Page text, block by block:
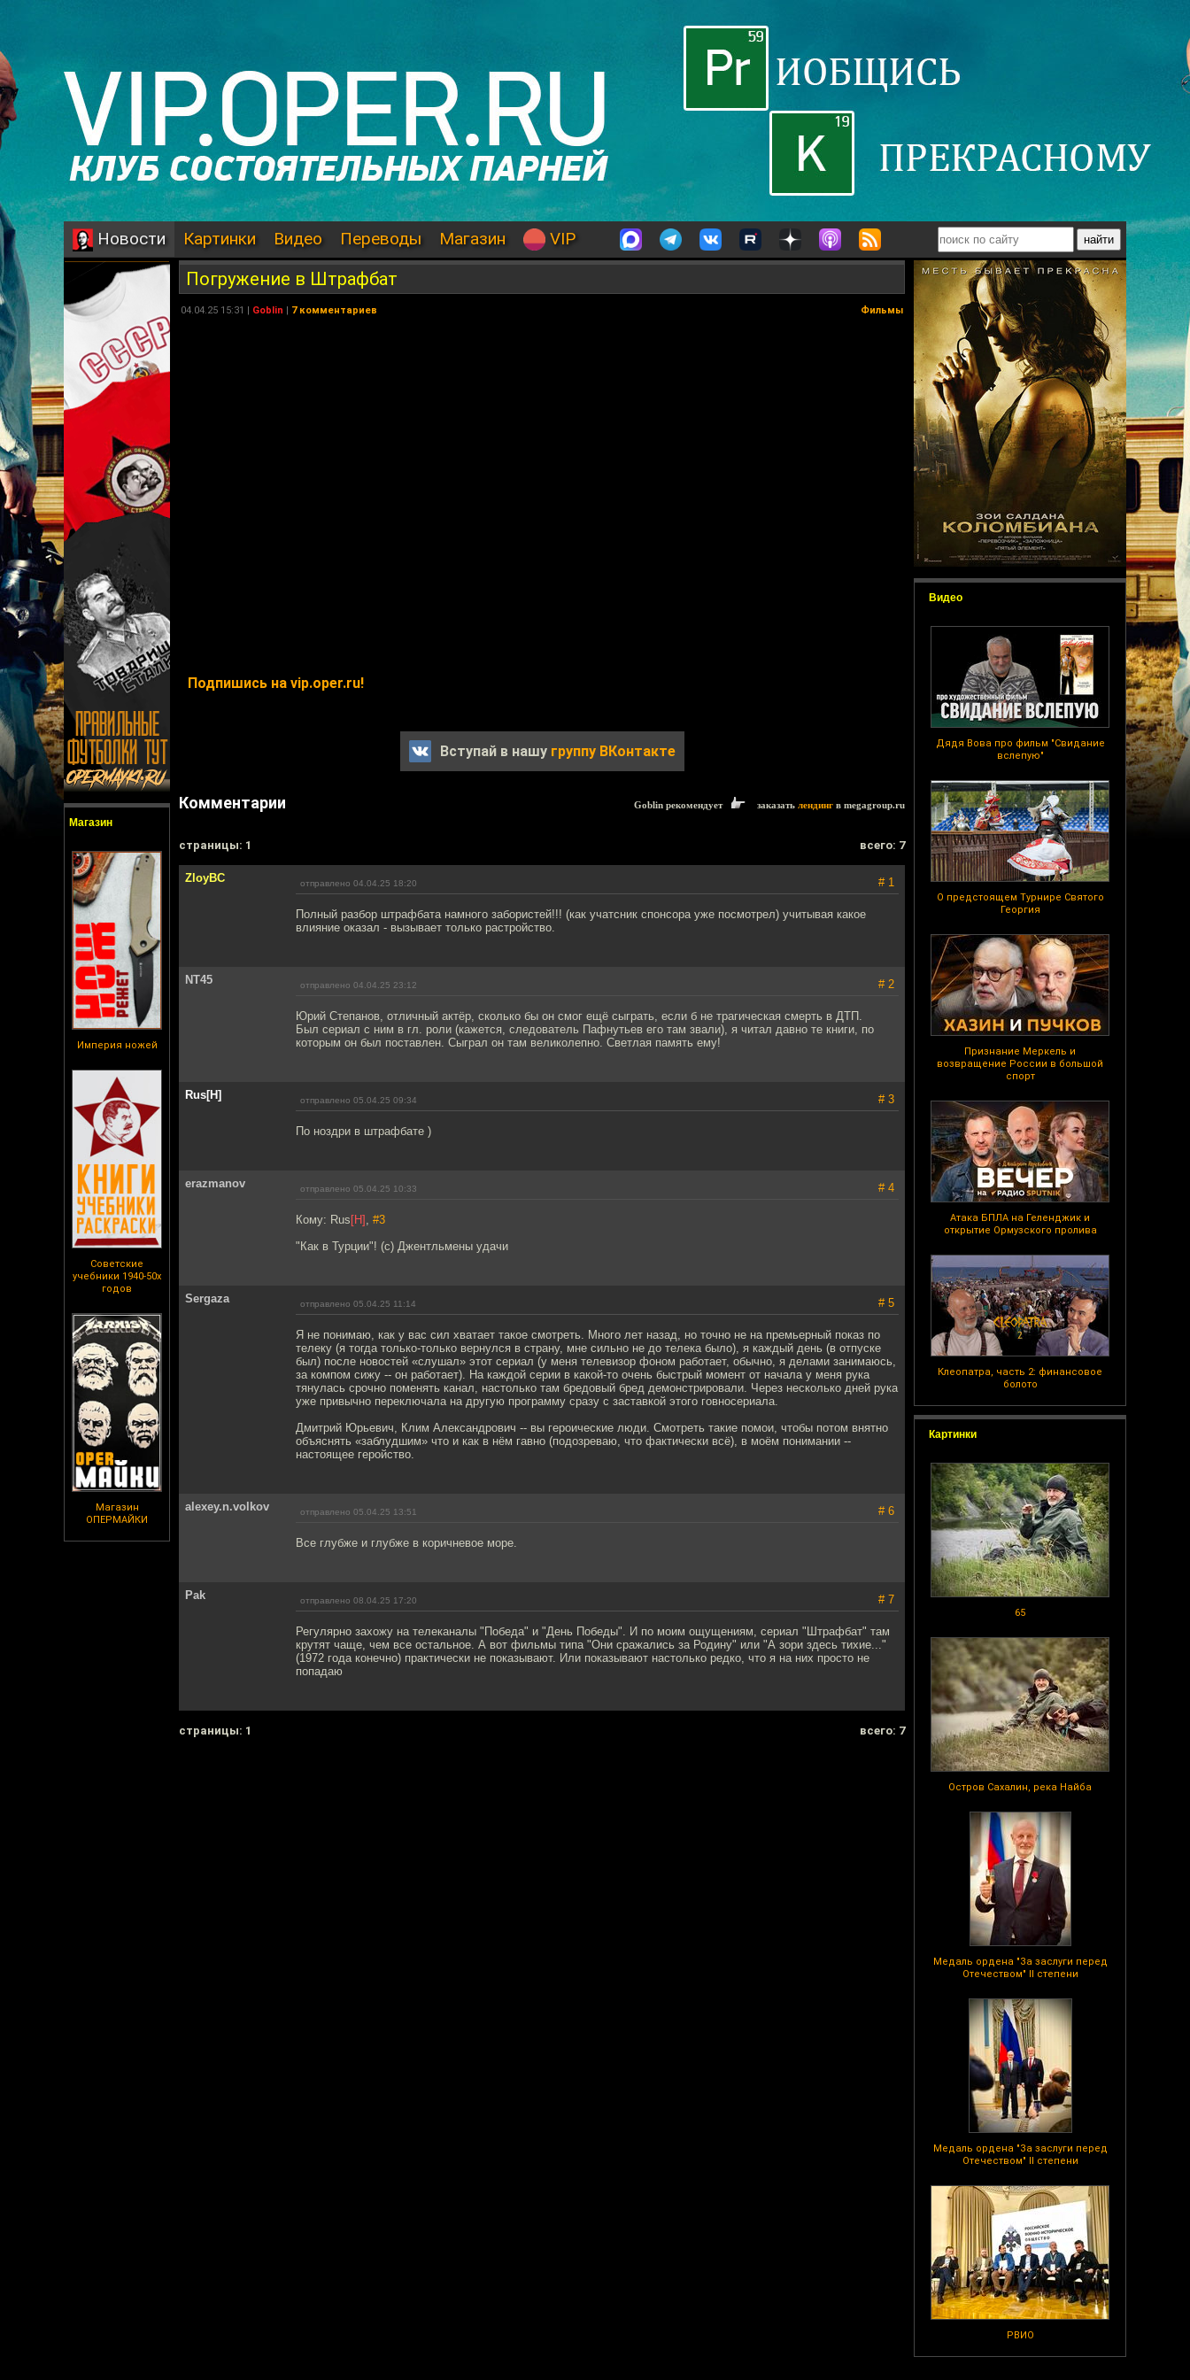
Новости Картинки Видео Переводы Магазин VIP
Магазин
Империя ножей
Советские
учебники 1940-50х
годов
Магазин
ОПЕРМАЙКИ
Видео
Дядя Вова про фильм "Свидание
вслепую"
О предстоящем Турнире Святого
Георгия
Признание Меркель и
возвращение России в большой
спорт
Атака БПЛА на Геленджик и
открытие Ормузского пролива
Клеопатра, часть 2: финансовое
болото
Картинки
65
Остров Сахалин, река Найба
Медаль ордена "За заслуги перед
Отечеством" II степени
Медаль ордена "За заслуги перед
Отечеством" II степени
РВИО
Погружение в Штрафбат
04.04.25 15:31 | Goblin | 7 комментариев Фильмы
Подпишись на vip.oper.ru!
Вступай в нашу группу ВКонтакте
Комментарии Goblin рекомендует заказать лендинг в megagroup.ru
cтраницы: 1 всего: 7
ZloyBC отправлено 04.04.25 18:20 # 1
Полный разбор штрафбата намного забористей!!! (как учатсник спонсора уже посмотрел) учитывая какое
влияние оказал - вызывает только растройство.
NT45 отправлено 04.04.25 23:12 # 2
Юрий Степанов, отличный актёр, сколько бы он смог ещё сыграть, если б не трагическая смерть в ДТП.
Был сериал с ним в гл. роли (кажется, следователь Пафнутьев его там звали), я читал давно те книги, по
которым он был поставлен. Сыграл он там великолепно. Светлая память ему!
Rus[H] отправлено 05.04.25 09:34 # 3
По ноздри в штрафбате )
erazmanov отправлено 05.04.25 10:33 # 4
Кому: Rus [H] , #3
"Как в Турции"! (с) Джентльмены удачи
Sergaza отправлено 05.04.25 11:14 # 5
Я не понимаю, как у вас сил хватает такое смотреть. Много лет назад, но точно не на премьерный показ по
телеку (я тогда только-только вернулся в страну, мне сильно не до телека было), я каждый день (в отпуске
был) после новостей «слушал» этот сериал (у меня телевизор фоном работает, обычно, я делами занимаюсь,
за компом сижу -- он работает). На каждой серии в какой-то очень быстрый момент от начала у меня рука
тянулась срочно поменять канал, настолько там бредовый бред демонстрировали. Через несколько дней рука
уже привычно переключала на другую программу сразу с заставкой этого говносериала.
Дмитрий Юрьевич, Клим Александрович -- вы героические люди. Смотреть такие помои, чтобы потом внятно
объяснять «заблудшим» что и как в нём гавно (подозреваю, что фактически всё), в моём понимании --
настоящее геройство.
alexey.n.volkov отправлено 05.04.25 13:51 # 6
Все глубже и глубже в коричневое море.
Pak отправлено 08.04.25 17:20 # 7
Регулярно захожу на телеканалы "Победа" и "День Победы". И по моим ощущениям, сериал "Штрафбат" там
крутят чаще, чем все остальное. А вот фильмы типа "Они сражались за Родину" или "А зори здесь тихие..."
(1972 года конечно) практически не показывают. Или показывают настолько редко, что я на них просто не
попадаю
cтраницы: 1 всего: 7